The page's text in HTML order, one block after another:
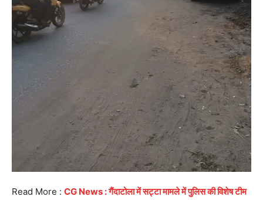
Read More : CG News : गैंदाटोला में सट्टा मामले में पुलिस की विशेष टीम